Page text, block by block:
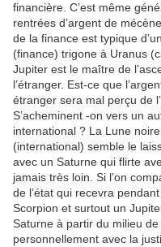
financière. C’est même
rentrées d’argent de
de la finance est typique
(finance) trigone à Uranus
Jupiter est le maître de
l’étranger. Est-ce que
étranger sera mal perçu de
S’acheminent -on vers un
international ? La Lune
(international) semble le
avec un Saturne qui flirte
jamais très loin. Si l’on
de l’état qui recevra
Scorpion et surtout un
Saturne à partir du milieu
personnellement avec la